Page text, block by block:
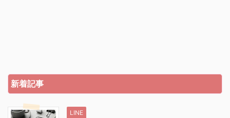
新着記事
LINE